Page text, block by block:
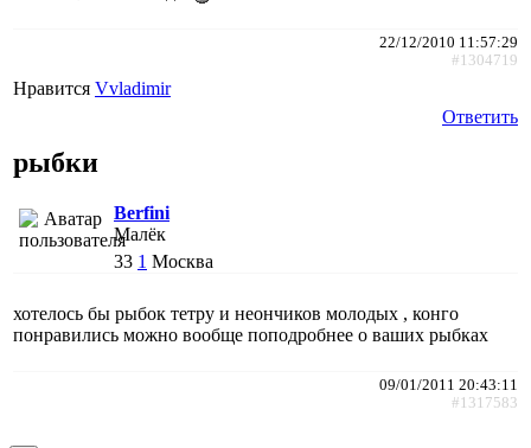
22/12/2010 11:57:29
#1304719
Нравится Vvladimir
Ответить
рыбки
Berfini
Малёк
33 1 Москва
хотелось бы рыбок тетру и неончиков молодых , конго
понравились можно вообще поподробнее о ваших рыбках
09/01/2011 20:43:11
#1317583